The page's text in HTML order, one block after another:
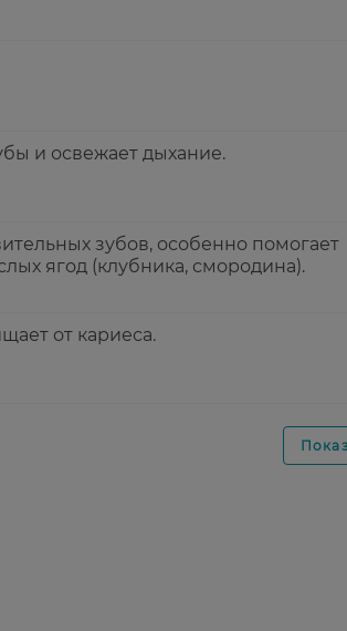
и освежает дыхание.
зубов, особенно помогает
ягод (клубника, смородина).
от кариеса.